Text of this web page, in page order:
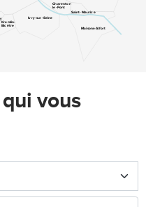
Charenton-
le-Pont
Ivry-sur-Seine
Kremlin-
Bicêtre
Maisons-Alfort
Saint-Maurice
vous